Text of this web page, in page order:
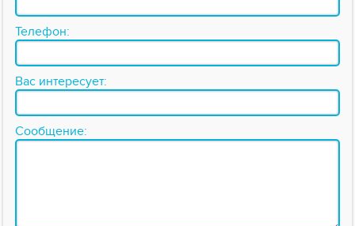
Телефон:
Вас интересует:
Сообщение: